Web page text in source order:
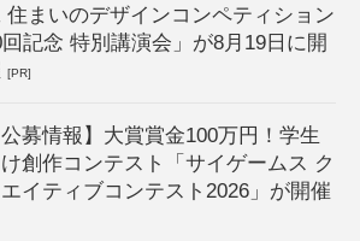
住まいのデザインコンペティション
記念 特別講演会」が8月19日に開
[PR]
公募情報】大賞賞金100万円！学生
創作コンテスト「サイゲームス ク
エイティブコンテスト2026」が開催